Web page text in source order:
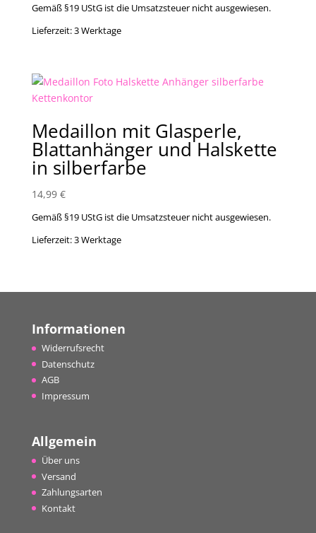
Gemäß §19 UStG ist die Umsatzsteuer nicht ausgewiesen.
Lieferzeit:3 Werktage
Medaillon mit Glasperle,
Blattanhänger und Halskette
in silberfarbe
14,99 €
Gemäß §19 UStG ist die Umsatzsteuer nicht ausgewiesen.
Lieferzeit:3 Werktage
Informationen
Widerrufsrecht
Datenschutz
AGB
Impressum
Allgemein
Über uns
Versand
Zahlungsarten
Kontakt